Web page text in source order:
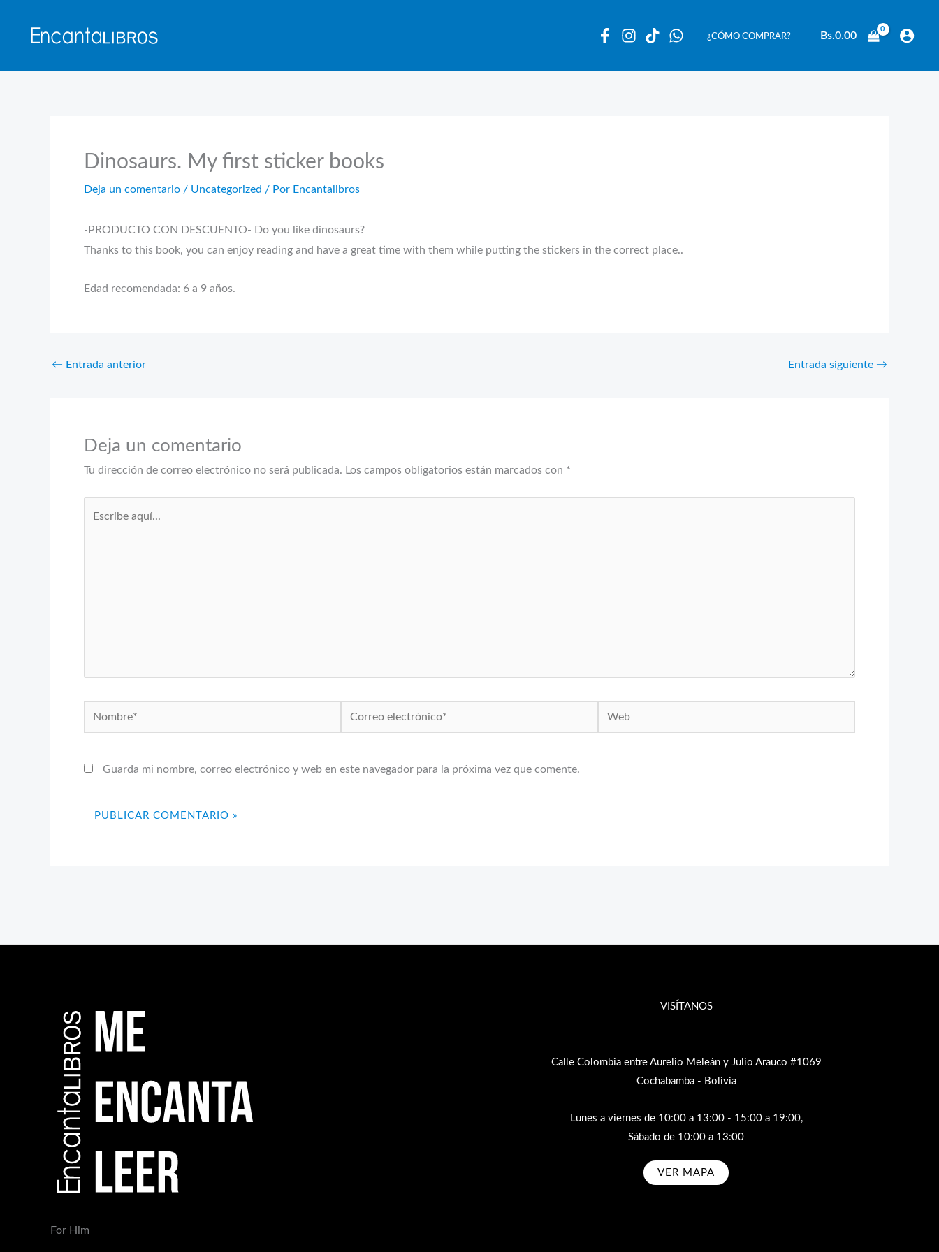
¿CÓMO COMPRAR? Bs.0.00
Dinosaurs. My first sticker books
Deja un comentario / Uncategorized / Por Encantalibros
-PRODUCTO CON DESCUENTO- Do you like dinosaurs?
Thanks to this book, you can enjoy reading and have a great time with them while putting the stickers in the correct place..
Edad recomendada: 6 a 9 años.
← Entrada anterior Entrada siguiente →
Deja un comentario
Tu dirección de correo electrónico no será publicada. Los campos obligatorios están marcados con *
Nombre*
Correo
electrónico*
Web
Guarda mi nombre, correo electrónico y web en este navegador para la próxima vez que comente.
For Him
VISÍTANOS
Calle Colombia entre Aurelio Meleán y Julio Arauco #1069
Cochabamba - Bolivia
Lunes a viernes de 10:00 a 13:00 - 15:00 a 19:00,
Sábado de 10:00 a 13:00
VER MAPA